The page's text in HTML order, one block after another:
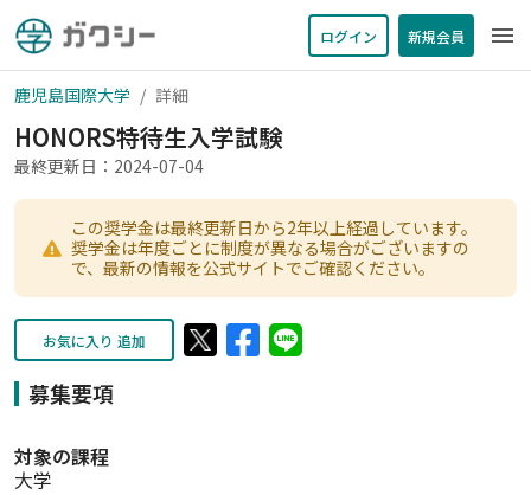
ログイン 新規会員 menu
鹿児島国際大学 詳細
HONORS特待生入学試験
最終更新日：2024-07-04
この奨学金は最終更新日から2年以上経過しています。
奨学金は年度ごとに制度が異なる場合がございますの
で、最新の情報を公式サイトでご確認ください。
お気に入り 追加
募集要項
対象の課程
大学